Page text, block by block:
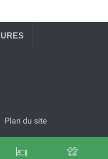
Plan du site